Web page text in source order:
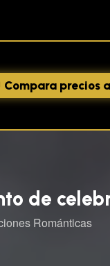
Compara precios
de
Románticas